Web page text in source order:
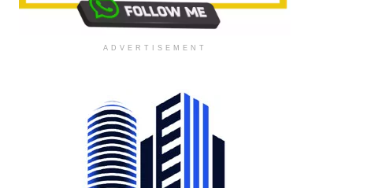
ADVERTISEMENT